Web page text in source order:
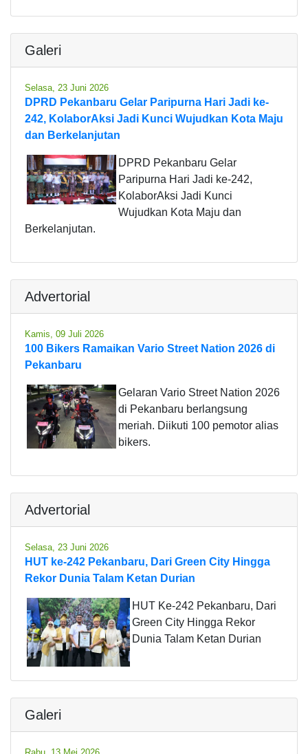
Galeri
Selasa, 23 Juni 2026
DPRD Pekanbaru Gelar Paripurna Hari Jadi ke-
242, KolaborAksi Jadi Kunci Wujudkan Kota Maju
dan Berkelanjutan
DPRD Pekanbaru Gelar
Paripurna Hari Jadi ke-242,
KolaborAksi Jadi Kunci
Wujudkan Kota Maju dan
Berkelanjutan.
Advertorial
Kamis, 09 Juli 2026
100 Bikers Ramaikan Vario Street Nation 2026 di
Pekanbaru
Gelaran Vario Street Nation 2026
di Pekanbaru berlangsung
meriah. Diikuti 100 pemotor alias
bikers.
Advertorial
Selasa, 23 Juni 2026
HUT ke-242 Pekanbaru, Dari Green City Hingga
Rekor Dunia Talam Ketan Durian
HUT Ke-242 Pekanbaru, Dari
Green City Hingga Rekor
Dunia Talam Ketan Durian
Galeri
Rabu, 13 Mei 2026